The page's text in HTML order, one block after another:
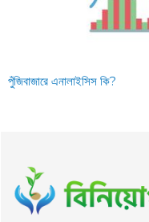
পুঁজিবাজারে এনালাইসিস কি?